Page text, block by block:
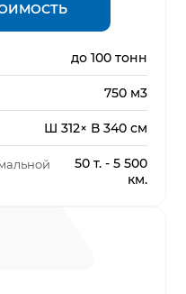
до 100 тонн
750 м3
Ш 312× В 340 см
50 т. - 5 500
км.